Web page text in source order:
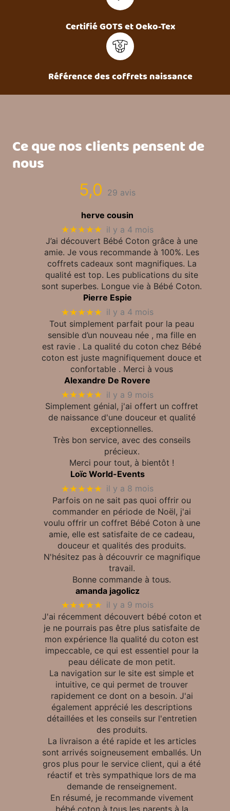
Certifié GOTS et Oeko-Tex
Référence des coffrets naissance
Ce que nos clients pensent de
nous
5,0 29 avis
herve cousin
★★★★★ il y a 4 mois
J’ai découvert Bébé Coton grâce à une
amie. Je vous recommande à 100%. Les
coffrets cadeaux sont magnifiques. La
qualité est top. Les publications du site
sont superbes. Longue vie à Bébé Coton.
Pierre Espie
★★★★★ il y a 4 mois
Tout simplement parfait pour la peau
sensible d’un nouveau née , ma fille en
est ravie . La qualité du coton chez Bébé
coton est juste magnifiquement douce et
confortable . Merci à vous
Alexandre De Rovere
★★★★★ il y a 9 mois
Simplement génial, j'ai offert un coffret
de naissance d'une douceur et qualité
exceptionnelles.
Très bon service, avec des conseils
précieux.
Merci pour tout, à bientôt !
Loïc World-Events
★★★★★ il y a 8 mois
Parfois on ne sait pas quoi offrir ou
commander en période de Noël, j'ai
voulu offrir un coffret Bébé Coton à une
amie, elle est satisfaite de ce cadeau,
douceur et qualités des produits.
N'hésitez pas à découvrir ce magnifique
travail.
Bonne commande à tous.
amanda jagolicz
★★★★★ il y a 9 mois
J'ai récemment découvert bébé coton et
je ne pourrais pas être plus satisfaite de
mon expérience !la qualité du coton est
impeccable, ce qui est essentiel pour la
peau délicate de mon petit.
La navigation sur le site est simple et
intuitive, ce qui permet de trouver
rapidement ce dont on a besoin. J'ai
également apprécié les descriptions
détaillées et les conseils sur l'entretien
des produits.
La livraison a été rapide et les articles
sont arrivés soigneusement emballés. Un
gros plus pour le service client, qui a été
réactif et très sympathique lors de ma
demande de renseignement.
En résumé, je recommande vivement
bébé coton à tous les parents à la